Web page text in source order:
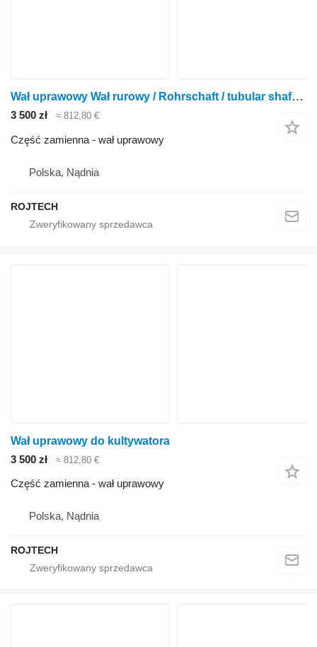
Wał uprawowy Wał rurowy / Rohrschaft / tubular shaft do kultywatora
3 500 zł ≈ 812,80 €
Część zamienna - wał uprawowy
Polska, Nądnia
ROJTECH
Wał uprawowy do kultywatora
3 500 zł
≈ 812,80 €
Część zamienna - wał uprawowy
Polska, Nądnia
ROJTECH